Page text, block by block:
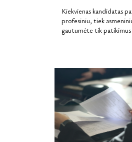
Kiekvienas kandidatas
profesiniu, tiek
gautumėte tik